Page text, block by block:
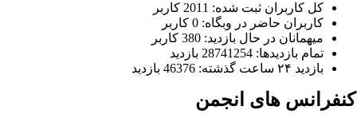
کل کاربران ثبت شده: 2011 کاربر
کاربران حاضر در وبگاه: 0 کاربر
میهمانان در حال بازدید: 380 کاربر
تمام بازدید‌ها: 28741254 بازدید
بازدید ۲۴ ساعت گذشته: 46376 بازدید
های انجمن